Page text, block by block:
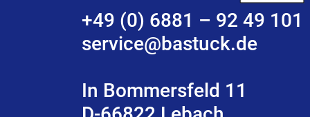
+49 (0) 6881 – 92 49 101
service@bastuck.de
In Bommersfeld 11